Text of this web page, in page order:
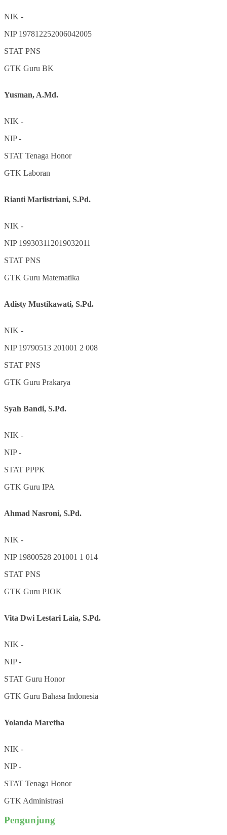
NIK -
NIP 197812252006042005
STAT PNS
GTK Guru BK
Yusman, A.Md.
NIK -
NIP-
STAT Tenaga Honor
GTK Laboran
Rianti Marlistriani, S.Pd.
NIK -
NIP 199303112019032011
STAT PNS
GTK Guru Matematika
Adisty Mustikawati, S.Pd.
NIK -
NIP 19790513 201001 2 008
STAT PNS
GTK Guru Prakarya
Syah Bandi, S.Pd.
NIK -
NIP-
STAT PPPK
GTK Guru IPA
Ahmad Nasroni, S.Pd.
NIK -
NIP 19800528 201001 1 014
STAT PNS
GTK Guru PJOK
Vita Dwi Lestari Laia, S.Pd.
NIK -
NIP-
STAT Guru Honor
GTK Guru Bahasa Indonesia
Yolanda Maretha
NIK -
NIP-
STAT Tenaga Honor
GTK Administrasi
Pengunjung